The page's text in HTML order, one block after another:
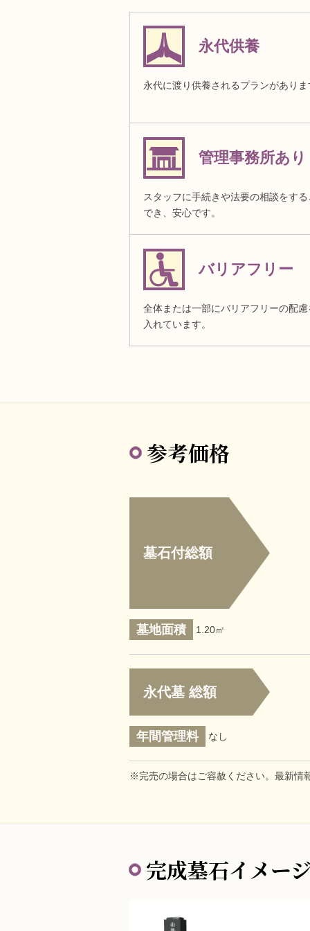
永代供養
永代に渡り供養されるプランがあり
管理事務所あり
スタッフに手続きや法要の相談をす
でき、安心です。
バリアフリー
全体または一部にバリアフリーの配
入れています。
参考価格
墓石付総額
墓地面積 1.20㎡
永代墓 総額
年間管理料 なし
※完売の場合はご容赦ください。最新情
完成墓石イメー